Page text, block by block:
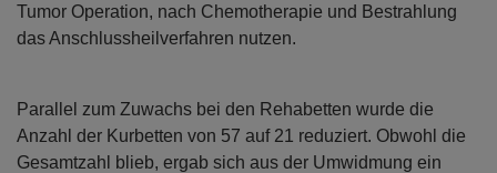
Tumor Operation, nach Chemotherapie und Bestrahlung
das Anschlussheilverfahren nutzen.
Parallel zum Zuwachs bei den Rehabetten wurde die
Anzahl der Kurbetten von 57 auf 21 reduziert. Obwohl die
Gesamtzahl blieb, ergab sich aus der Umwidmung ein